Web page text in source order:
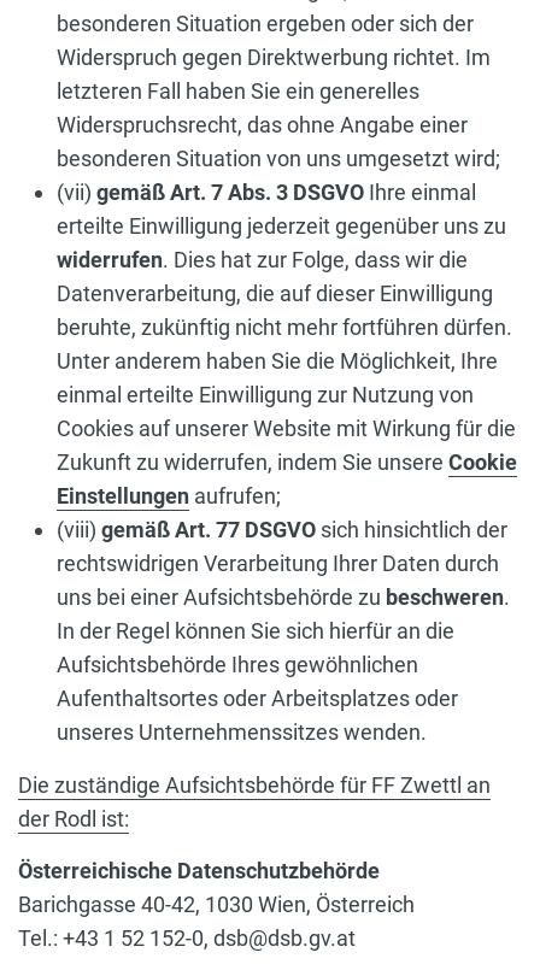
besonderen Situation ergeben oder sich der
Widerspruch gegen Direktwerbung richtet. Im
letzteren Fall haben Sie ein generelles
Widerspruchsrecht, das ohne Angabe einer
besonderen Situation von uns umgesetzt wird;
(vii) gemäß Art. 7 Abs. 3 DSGVO Ihre einmal
erteilte Einwilligung jederzeit gegenüber uns zu
widerrufen. Dies hat zur Folge, dass wir die
Datenverarbeitung, die auf dieser Einwilligung
beruhte, zukünftig nicht mehr fortführen dürfen.
Unter anderem haben Sie die Möglichkeit, Ihre
einmal erteilte Einwilligung zur Nutzung von
Cookies auf unserer Website mit Wirkung für die
Zukunft zu widerrufen, indem Sie unsere Cookie
Einstellungen aufrufen;
(viii) gemäß Art. 77 DSGVO sich hinsichtlich der
rechtswidrigen Verarbeitung Ihrer Daten durch
uns bei einer Aufsichtsbehörde zu beschweren.
In der Regel können Sie sich hierfür an die
Aufsichtsbehörde Ihres gewöhnlichen
Aufenthaltsortes oder Arbeitsplatzes oder
unseres Unternehmenssitzes wenden.
Die zuständige Aufsichtsbehörde für FF Zwettl an
der Rodl ist:
Österreichische Datenschutzbehörde
Barichgasse 40-42, 1030 Wien, Österreich
Tel.: +43 1 52 152-0, dsb@dsb.gv.at